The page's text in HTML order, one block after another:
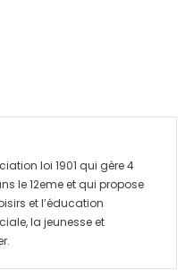
loi 1901 qui gère 4
le 12eme et qui propose
et l’éducation
la jeunesse et